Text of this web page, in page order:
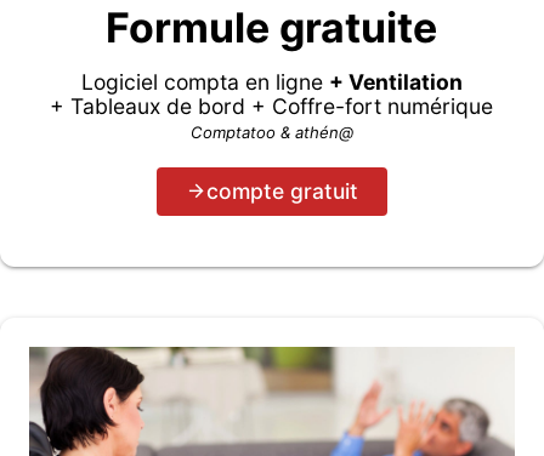
Formule gratuite
Logiciel compta en ligne + Ventilation
+ Tableaux de bord + Coffre-fort numérique
Comptatoo & athén@
compte gratuit